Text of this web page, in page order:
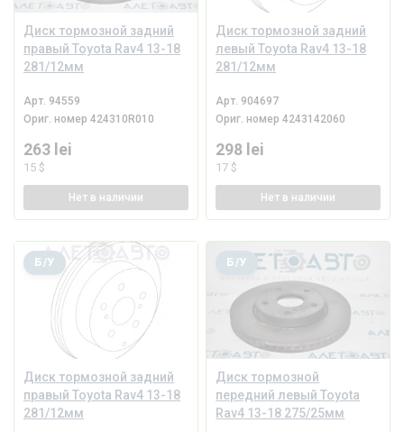
Диск тормозной задний
правый Toyota Rav4 13-18
281/12мм
Арт. 94559
Ориг. номер424310R010
263 lei
15 $
Нет в наличии
Диск тормозной задний
левый Toyota Rav4 13-18
281/12мм
Арт. 904697
Ориг. номер4243142060
298 lei
17 $
Нет в наличии
Диск тормозной задний
правый Toyota Rav4 13-18
281/12мм
Б/У
Диск тормозной
передний левый Toyota
Rav4 13-18 275/25мм
Б/У